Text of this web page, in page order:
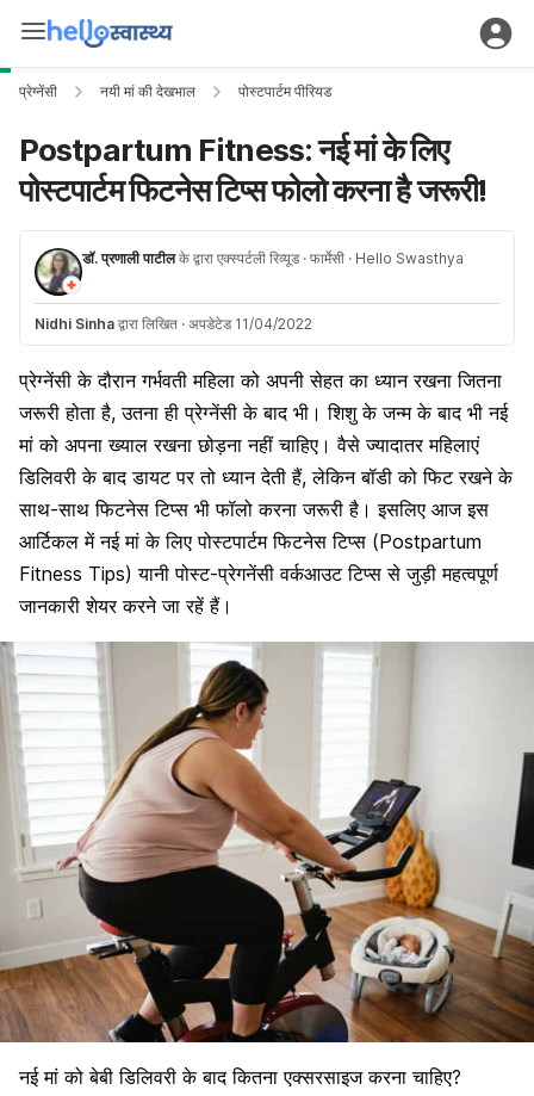
प्रेग्नेंसी नयी मां की देखभाल पोस्टपार्टम पीरियड
Postpartum Fitness: नई मां के लिए
पोस्टपार्टम फिटनेस टिप्स फोलो करना है जरूरी!
डॉ. प्रणाली पाटीलके द्वारा एक्स्पर्टली रिव्यूड · फार्मेसी · Hello Swasthya
Nidhi Sinha द्वारा लिखित · अपडेटेड 11/04/2022
प्रेग्नेंसी के दौरान गर्भवती महिला को अपनी सेहत का ध्यान रखना जितना
जरूरी होता है, उतना ही प्रेग्नेंसी के बाद भी। शिशु के जन्म के बाद भी नई
मां को अपना ख्याल रखना छोड़ना नहीं चाहिए। वैसे ज्यादातर महिलाएं
डिलिवरी के बाद डायट पर तो ध्यान देती हैं, लेकिन बॉडी को फिट रखने के
साथ-साथ फिटनेस टिप्स भी फॉलो करना जरूरी है। इसलिए आज इस
आर्टिकल में नई मां के लिए पोस्टपार्टम फिटनेस टिप्स (Postpartum
Fitness Tips) यानी पोस्ट-प्रेगनेंसी वर्कआउट टिप्स से जुड़ी महत्वपूर्ण
जानकारी शेयर करने जा रहें हैं।
नई मां को बेबी डिलिवरी के बाद कितना एक्सरसाइज करना चाहिए?